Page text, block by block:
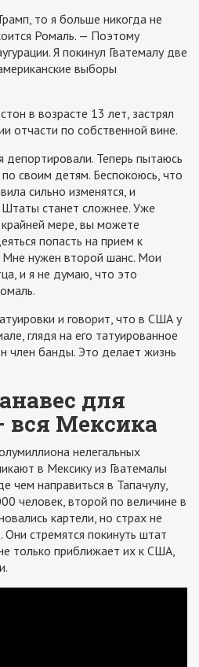
то я больше никогда не
Ромаль. — Поэтому
Я покинул Гватемалу две
выборы
в возрасте 13 лет, застрял
отчасти по собственной вине.
Теперь пытаюсь
по своим детям. Беспокоюсь, что
сильно изменятся, и
станет сложнее. Уже
мере, вы можете
попасть на прием к
Мне нужен второй шанс. Мои
и я не думаю, что это
и говорит, что в США у
глядя на его татуированное
член банды. Это делает жизнь
для
вся Мексика
нелегальных
в Мексику из Гватемалы
чем направиться в Тапачулу,
человек, второй по величине в
картели, но страх не
Они стремятся покинуть штат
только приближает их к США,